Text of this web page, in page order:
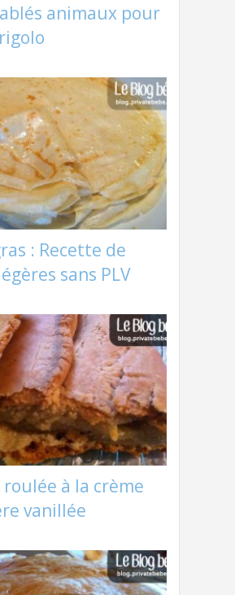
animaux pour
: Recette de
sans PLV
roulée à la crème
vanillée